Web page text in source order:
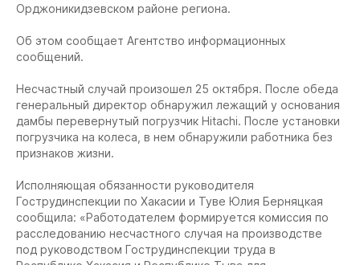
Орджоникидзевском районе региона.
Об этом сообщает Агентство информационных
сообщений.
Несчастный случай произошел 25 октября. После обеда
генеральный директор обнаружил лежащий у основания
дамбы перевернутый погрузчик Hitachi. После установки
погрузчика на колеса, в нем обнаружили работника без
признаков жизни.
Исполняющая обязанности руководителя
Гострудинспекции по Хакасии и Туве Юлия Берняцкая
сообщила: «Работодателем формируется комиссия по
расследованию несчастного случая на производстве
под руководством Гострудинспекции труда в